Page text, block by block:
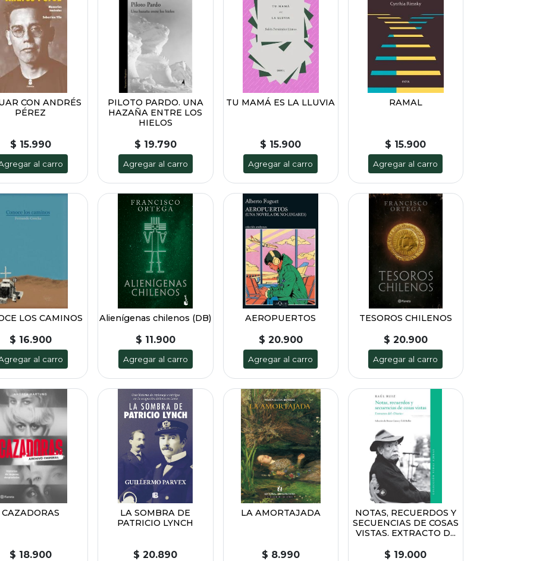
CON ANDRÉS
PÉREZ
$ 15.990
al carro
PILOTO PARDO. UNA
HAZAÑA ENTRE LOS
HIELOS
$ 19.790
Agregar al carro
TU MAMÁ ES LA LLUVIA
$ 15.900
Agregar al carro
RAMAL
$ 15.900
Agregar al carro
LOS CAMINOS
$ 16.900
al carro
Alienígenas chilenos (DB)
$ 11.900
Agregar al carro
AEROPUERTOS
$ 20.900
Agregar al carro
TESOROS CHILENOS
$ 20.900
Agregar al carro
CAZADORAS
$ 18.900
LA SOMBRA DE
PATRICIO LYNCH
$ 20.890
LA AMORTAJADA
$ 8.990
NOTAS, RECUERDOS Y
SECUENCIAS DE COSAS
VISTAS. EXTRACTO D...
$ 19.000